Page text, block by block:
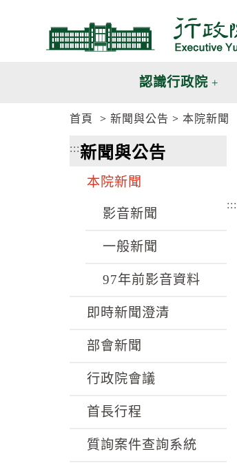
認識行政院
首頁 新聞與公告 本院新聞
:::新聞與公告
本院新聞
影音新聞
一般新聞
97年前影音資料
即時新聞澄清
部會新聞
行政院會議
首長行程
質詢案件查詢系統
:::